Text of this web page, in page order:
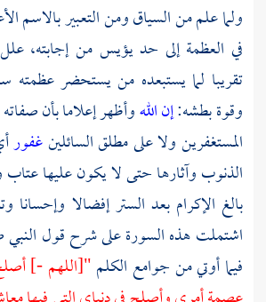
ولما علم من السياق ومن التعبير بالاسم
في العظمة إلى حد يؤيس من إجابته، علل
تقريبا لما يستبعده من يستحضر عظمته
وقوة بطشه:إن اللهوأظهر إعلاما بأن
المستغفرين ولا على مطلق السائلينغفور
الذنوب وآثارها حتى لا يكون عليها
بالغ الإكرام بعد الستر إفضالا وإحسانا
اشتملت هذه السورة على شرح قول النبي
فيما أوتي من جوامع الكلم"[اللهم -]